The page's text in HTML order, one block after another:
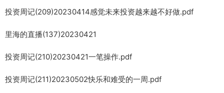
投资周记(209)20230414感觉未来投资越来越不好做.pdf
里海的直播(137)20230421
投资周记(210)20230421一笔操作.pdf
投资周记(211)20230502快乐和难受的一周.pdf